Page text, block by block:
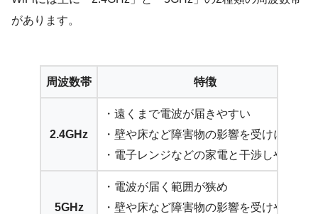
があります。
周波数帯 特徴
2.4GHz
・遠くまで電波が届きやすい
・壁や床など障害物の影響を受けにくい
・電子レンジなどの家電と干渉しやすい
5GHz
・電波が届く範囲が狭め
・壁や床など障害物の影響を受けやすい